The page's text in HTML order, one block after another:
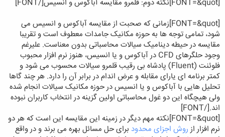
[FONT=&quot]نکته دوم: قلمرو مقایسه آباکوس و انسیس[/FONT]
[FONT=&quot]
زمانی که صحبت از مقایسه آباکوس و انسیس می
شود، تمامی توجه ها به حوزه مکانیک جامدات معطوف است و تقریبا
مقایسه در حیطه دینامیک سیالات محاسباتی بدون معناست. علیرغم
وجود حلگرهای CFD در آباکوس و یا انسیس، هنوز نرم افزار محبوب
فلوئنت (Fluent) پادشاه بی رقیب قلمرو سیالات محسوب می شود و
کمتر برنامه ای یارای مقابله و عرض اندام در برابر آن را دارد. هر چند گاها
تحلیل هایی با آباکوس و یا انسیس در حوزه مکانیک سیالات انجام شده
ولی هیچگاه این دو غول محاسباتی اولین گزینه در انتخاب کاربران نبوده
اند.[/FONT]
[FONT=&quot]
نکته مهم دیگر در زمینه این مقایسه این است که هر دو
نرم افزار از روش اجزای محدود برای حل مسائل بهره می برند و در واقع